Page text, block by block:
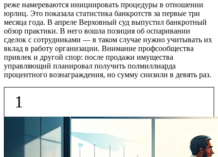
реже намереваются инициировать процедуры в отношении
юрлиц. Это показала статистика банкротств за первые три
месяца года. В апреле Верховный суд выпустил банкротный
обзор практики. В него вошла позиция об оспаривании
сделок с сотрудниками — в таком случае нужно учитывать их
вклад в работу организации. Внимание профсообщества
привлек и другой спор: после продажи имущества
управляющий планировал получить полмиллиарда
процентного вознаграждения, но сумму снизили в девять раз.
1